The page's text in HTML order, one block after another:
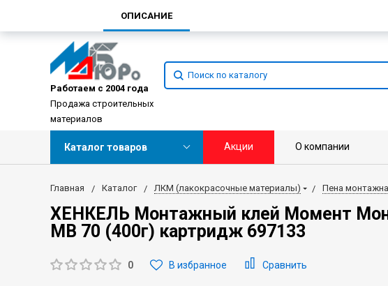
Работаем с 2004 года
Продажа строительных
материалов
Каталог товаров Акции О компании
Главная Каталог ЛКМ (лакокрасочные материалы) Пена
ХЕНКЕЛЬ Монтажный клей Момент
МВ 70 (400г) картридж 697133
0 В избранное Сравнить
ОПИСАНИЕ